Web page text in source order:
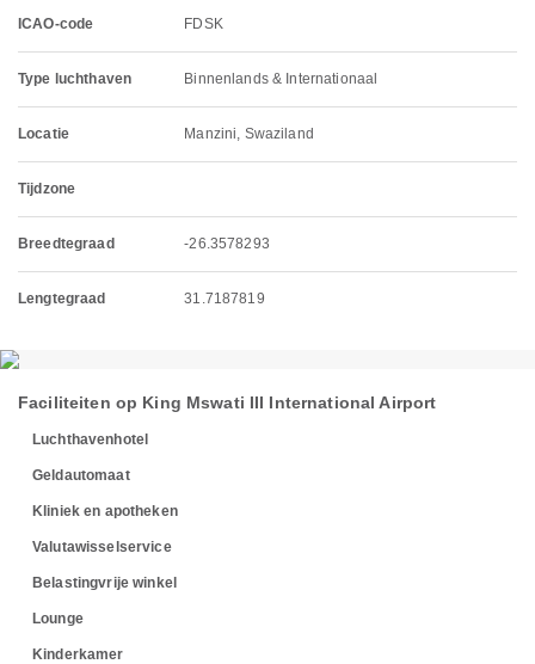
ICAO-code FDSK
Type luchthaven Binnenlands & Internationaal
Locatie Manzini, Swaziland
Tijdzone
Breedtegraad -26.3578293
Lengtegraad 31.7187819
Faciliteiten op King Mswati III International Airport
Luchthavenhotel
Geldautomaat
Kliniek en apotheken
Valutawisselservice
Belastingvrije winkel
Lounge
Kinderkamer